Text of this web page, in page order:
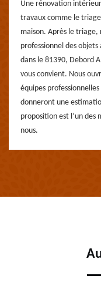
Une rénovation
travaux comme le
maison. Après le triage,
professionnel des
dans le 81390, Debord
vous convient. Nous
équipes
donneront une
proposition est l’un des
nous.